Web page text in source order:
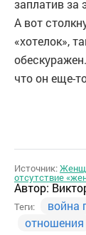
заплатив за
А вот
«хотелок»,
что он еще-
Источник:
отсутствие
Автор:
Теги: война
отношения